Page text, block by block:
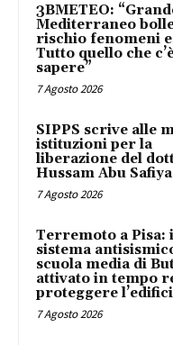
3BMETEO:
Mediterraneo
rischio fenomeni
Tutto quello che
sapere”
7 Agosto 2026
SIPPS scrive alle
istituzioni per la
liberazione del
Hussam Abu Safiya
7 Agosto 2026
Terremoto a Pisa:
sistema
scuola media di
attivato in tempo
proteggere
7 Agosto 2026